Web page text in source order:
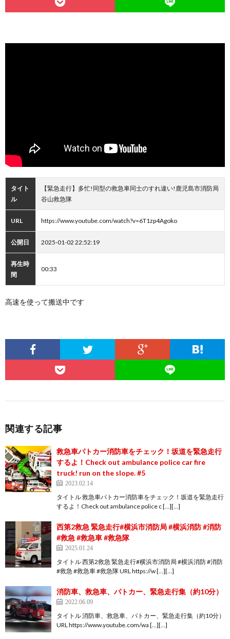
タイト
ル
【緊急走行】多忙!同型の救急車同士のすれ違い!鹿児島市消防局
谷山救急隊
URL https://www.youtube.com/watch?v=6T1zp4Agoko
公開日 2025-01-02 22:52:19
再生時
間
00:33
高速を使って搬送中です
関連する記事
救急車パトカー消防車をチェック！坂道を緊急走行
するよ！Check out ambulance police car fire
truck! run on the slope. #5
2023.02.14
タイトル 救急車パトカー消防車をチェック！坂道を緊急走行
するよ！Check out ambulance police c […][…]
西第2救急 緊急走行#横浜市消防局 #横浜消防 #消防
#救急 #救急車 #救急隊
2025.01.24
タイトル 西第2救急 緊急走行#横浜市消防局 #横浜消防 #消防
#救急 #救急車 #救急隊 URL https://w […][…]
消防車、救急車、パトカー、緊急走行集（約10分）
2022.06.09
タイトル 消防車、救急車、パトカー、緊急走行集（約10分）
URL https://www.youtube.com/wa […][…]